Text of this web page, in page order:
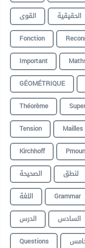
القوى
الحقيقية
Fonction
Important
GÉOMÉTRIQUE
Théorème
Tension
Mailles
Kirchhoff
الصحيحة
لنطق
اللغة
Grammar
الدرس
السادس
Questions